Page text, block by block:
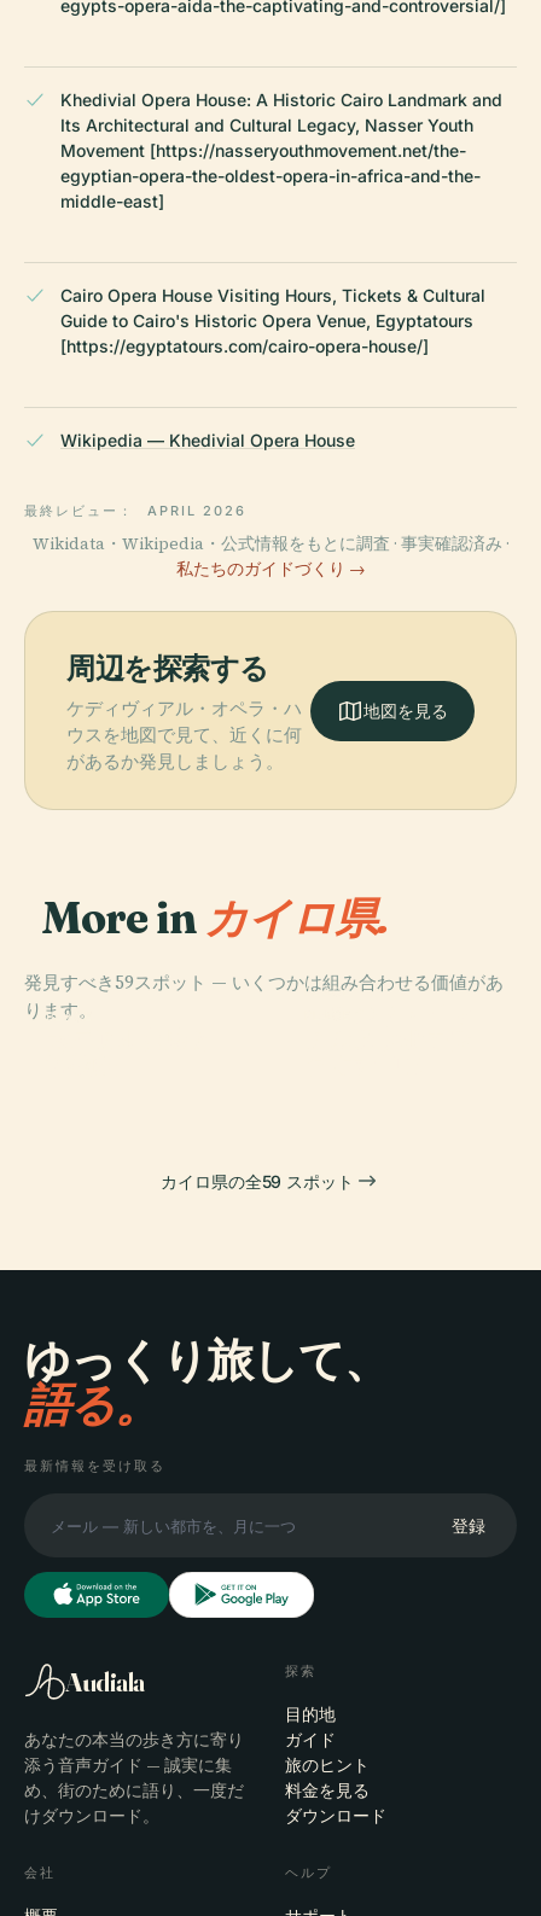
egypts-opera-aida-the-captivating-and-controversial/]
Khedivial Opera House: A Historic Cairo Landmark and
Its Architectural and Cultural Legacy, Nasser Youth
Movement [https://nasseryouthmovement.net/the-
egyptian-opera-the-oldest-opera-in-africa-and-the-
middle-east]
Cairo Opera House Visiting Hours, Tickets & Cultural
Guide to Cairo's Historic Opera Venue, Egyptatours
[https://egyptatours.com/cairo-opera-house/]
Wikipedia — Khedivial Opera House
最終レビュー： APRIL 2026
Wikidata・Wikipedia・公式情報をもとに調査 · 事実確認済み ·
私たちのガイドづくり →
周辺を探索する
ケディヴィアル・オペラ・ハ
ウスを地図で見て、近くに何
があるか発見しましょう。
地図を見る
More in カイロ県.
発見すべき59スポット — いくつかは組み合わせる価値があ
ります。
PLACE
PLACE
PLACE
カイロ県の全59 スポット
ゆっくり旅して、
語る。
最新情報を受け取る
登録
Audiala
あなたの本当の歩き方に寄り
添う音声ガイド — 誠実に集
め、街のために語り、一度だ
けダウンロード。
探索
目的地
ガイド
旅のヒント
料金を見る
ダウンロード
会社 ヘルプ